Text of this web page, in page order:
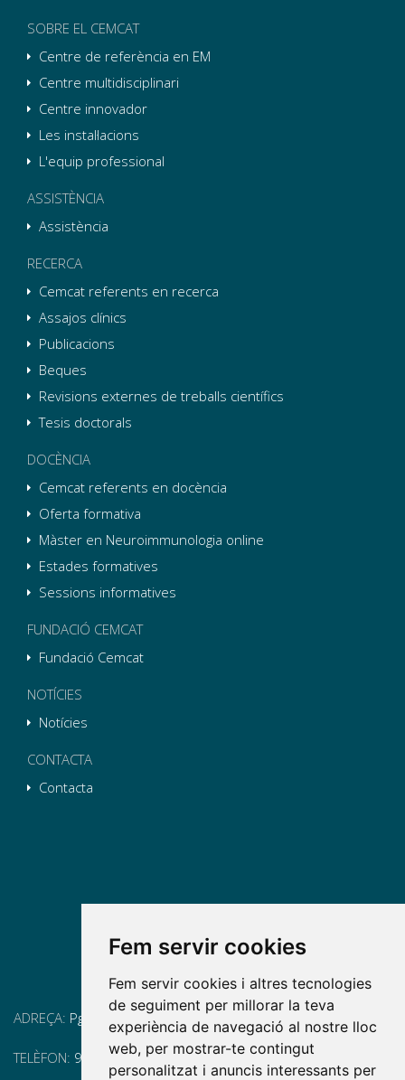
Fem servir cookies
Fem servir cookies i altres tecnologies
de seguiment per millorar la teva
experiència de navegació al nostre lloc
web, per mostrar-te contingut
personalitzat i anuncis interessants per
SOBRE EL CEMCAT
Centre de referència en EM
Centre multidisciplinari
Centre innovador
Les instal·lacions
L'equip professional
ASSISTÈNCIA
Assistència
RECERCA
Cemcat referents en recerca
Assajos clínics
Publicacions
Beques
Revisions externes de treballs científics
Tesis doctorals
DOCÈNCIA
Cemcat referents en docència
Oferta formativa
Màster en Neuroimmunologia online
Estades formatives
Sessions informatives
FUNDACIÓ CEMCAT
Fundació Cemcat
NOTÍCIES
Notícies
CONTACTA
Contacta
ADREÇA: Pg. Vall d'Hebron, 119-129, 08035 Barcelona
TELÈFON: 93 175 15 55